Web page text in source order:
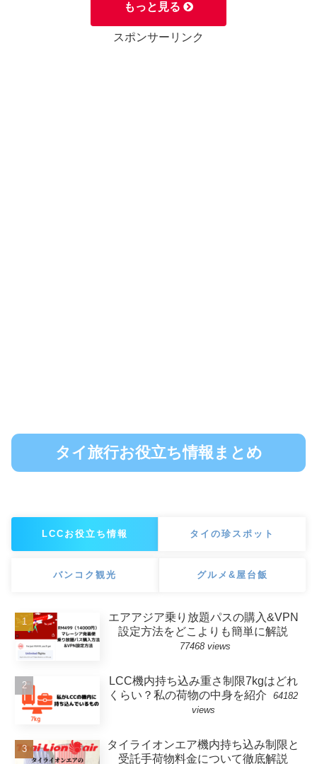
もっと見る
スポンサーリンク
タイ旅行お役立ち情報まとめ
LCCお役立ち情報 タイの珍スポット
バンコク観光 グルメ&屋台飯
エアアジア乗り放題パスの購入&VPN
設定方法をどこよりも簡単に解説
77468 views
LCC機内持ち込み重さ制限7kgはどれ
くらい？私の荷物の中身を紹介
64182
views
タイライオンエア機内持ち込み制限と
受託手荷物料金について徹底解説